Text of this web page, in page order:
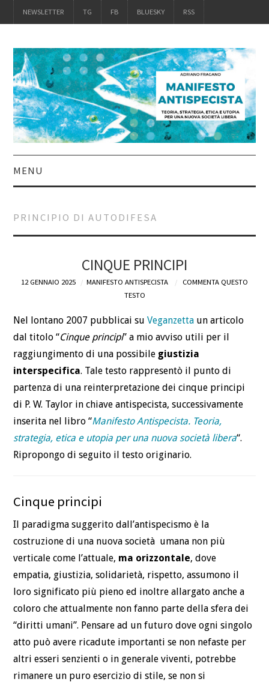
NEWSLETTER TG FB BLUESKY RSS
MENU
ACQUISTALO
CHI
BLOG
CONTATTI
PRINCIPIO DI AUTODIFESA
CINQUE PRINCIPI
12 GENNAIO 2025 MANIFESTO ANTISPECISTA
COMMENTA QUESTO
TESTO
Nel lontano 2007 pubblicai suVeganzetta un articolo
dal titolo “Cinque principi” a mio avviso utili per il
raggiungimento di una possibile giustizia
interspecifica. Tale testo rappresentò il punto di
partenza di una reinterpretazione dei cinque principi
di P. W. Taylor in chiave antispecista, successivamente
inserita nel libro “Manifesto Antispecista. Teoria,
strategia, etica e utopia per una nuova società libera“.
Ripropongo di seguito il testo originario.
Cinque principi
Il paradigma suggerito dall’antispecismo è la
costruzione di una nuova società umana non più
verticale come l’attuale, ma orizzontale, dove
empatia, giustizia, solidarietà, rispetto, assumono il
loro significato più pieno ed inoltre allargato anche a
coloro che attualmente non fanno parte della sfera dei
“diritti umani”. Pensare ad un futuro dove ogni singolo
atto può avere ricadute importanti se non nefaste per
altri esseri senzienti o in generale viventi, potrebbe
rimanere un puro esercizio di stile, se non si